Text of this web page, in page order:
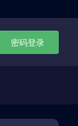
密码登录